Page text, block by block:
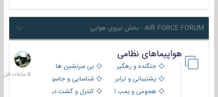
AIR FORCE FORUM - بخش نیروی هوایی
هواپیماهای نظامی
جنگنده و رهگیر
بی سرنشین ها
پشتیبانی و ترابری
شناسایی و جاسوسی
هجومی و بمب افکن
کنترل و گشت دریایی
5
ساعات
قبل